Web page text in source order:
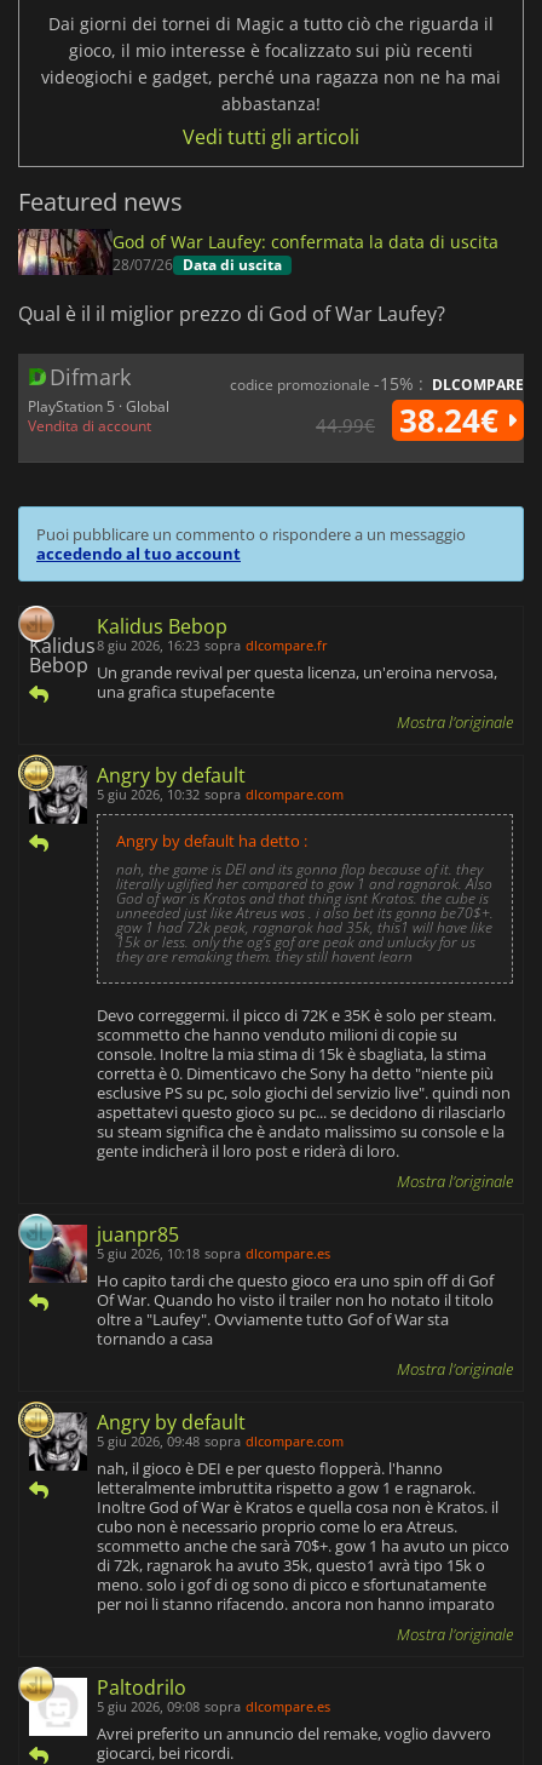
Dai giorni dei tornei di Magic a tutto ciò che riguarda il
gioco, il mio interesse è focalizzato sui più recenti
videogiochi e gadget, perché una ragazza non ne ha mai
abbastanza!
Vedi tutti gli articoli
Featured news
God of War Laufey: confermata la data di uscita
28/07/26 Data di uscita
Qual è il il miglior prezzo di God of War Laufey?
Difmark
PlayStation 5 · Global
Vendita di account
codice promozionale -15% : DLCOMPARE
44.99€ 38.24€
Puoi pubblicare un commento o rispondere a un messaggio
accedendo al tuo account
Kalidus Bebop
8 giu 2026, 16:23 sopra dlcompare.fr
Un grande revival per questa licenza, un'eroina nervosa,
una grafica stupefacente
Mostra l'originale
Angry by default
5 giu 2026, 10:32 sopra dlcompare.com
Angry by default ha detto :
nah, the game is DEI and its gonna flop because of it. they
literally uglified her compared to gow 1 and ragnarok. Also
God of war is Kratos and that thing isnt Kratos. the cube is
unneeded just like Atreus was . i also bet its gonna be70$+.
gow 1 had 72k peak, ragnarok had 35k, this1 will have like
15k or less. only the og's gof are peak and unlucky for us
they are remaking them. they still havent learn
Devo correggermi. il picco di 72K e 35K è solo per steam.
scommetto che hanno venduto milioni di copie su
console. Inoltre la mia stima di 15k è sbagliata, la stima
corretta è 0. Dimenticavo che Sony ha detto "niente più
esclusive PS su pc, solo giochi del servizio live". quindi non
aspettatevi questo gioco su pc... se decidono di rilasciarlo
su steam significa che è andato malissimo su console e la
gente indicherà il loro post e riderà di loro.
Mostra l'originale
juanpr85
5 giu 2026, 10:18 sopra dlcompare.es
Ho capito tardi che questo gioco era uno spin off di Gof
Of War. Quando ho visto il trailer non ho notato il titolo
oltre a "Laufey". Ovviamente tutto Gof of War sta
tornando a casa
Mostra l'originale
Angry by default
5 giu 2026, 09:48 sopra dlcompare.com
nah, il gioco è DEI e per questo flopperà. l'hanno
letteralmente imbruttita rispetto a gow 1 e ragnarok.
Inoltre God of War è Kratos e quella cosa non è Kratos. il
cubo non è necessario proprio come lo era Atreus.
scommetto anche che sarà 70$+. gow 1 ha avuto un picco
di 72k, ragnarok ha avuto 35k, questo1 avrà tipo 15k o
meno. solo i gof di og sono di picco e sfortunatamente
per noi li stanno rifacendo. ancora non hanno imparato
Mostra l'originale
Paltodrilo
5 giu 2026, 09:08 sopra dlcompare.es
Avrei preferito un annuncio del remake, voglio davvero
giocarci, bei ricordi.